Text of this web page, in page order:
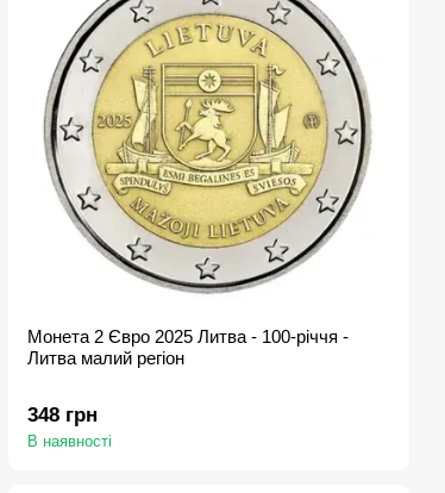
Монета 2 Євро 2025 Литва - 100-річчя -
Литва малий регіон
348 грн
В наявності